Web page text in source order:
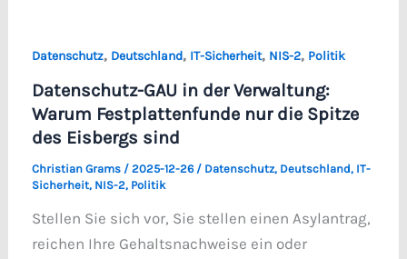
Datenschutz, Deutschland, IT-Sicherheit, NIS-2, Politik
Datenschutz-GAU in der Verwaltung:
Warum Festplattenfunde nur die Spitze
des Eisbergs sind
Christian Grams / 2025-12-26 / Datenschutz, Deutschland, IT-
Sicherheit, NIS-2, Politik
Stellen Sie sich vor, Sie stellen einen Asylantrag,
reichen Ihre Gehaltsnachweise ein oder